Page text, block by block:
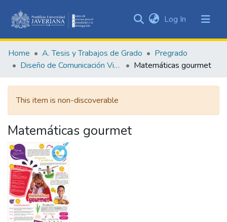
&
Collections
Statistics
Log In (current)
Home A. Tesis y Trabajos de Grado
Pregrado
Diseño de Comunicación Visual
Matemáticas gourmet
This item is non-discoverable
Matemáticas gourmet